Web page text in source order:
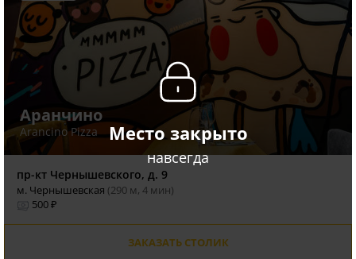
Место закрыто
навсегда
Аранчино
Arancino Pizza
пр-кт Чернышевского, д. 9
м. Чернышевская (290 м, 4 мин)
500 ₽
ЗАКАЗАТЬ СТОЛИК